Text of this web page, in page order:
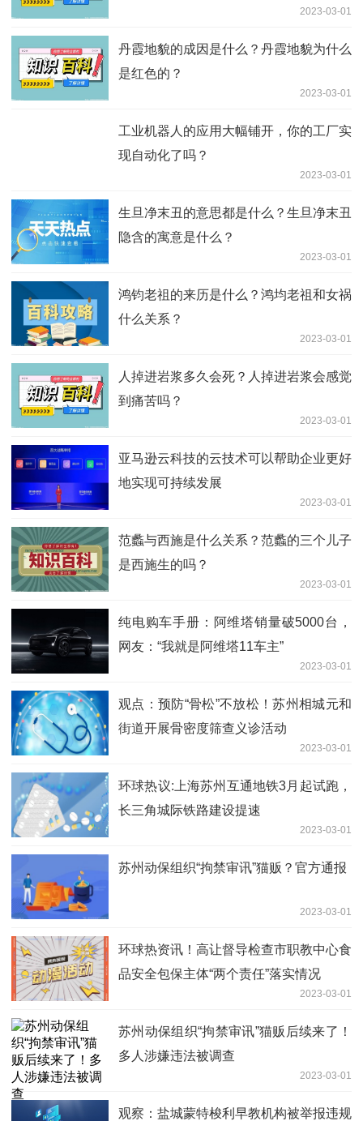
2023-03-01
丹霞地貌的成因是什么？丹霞地貌为什么
是红色的？
2023-03-01
工业机器人的应用大幅铺开，你的工厂实
现自动化了吗？
2023-03-01
生旦净末丑的意思都是什么？生旦净末丑
隐含的寓意是什么？
2023-03-01
鸿钧老祖的来历是什么？鸿均老祖和女祸
什么关系？
2023-03-01
人掉进岩浆多久会死？人掉进岩浆会感觉
到痛苦吗？
2023-03-01
亚马逊云科技的云技术可以帮助企业更好
地实现可持续发展
2023-03-01
范蠡与西施是什么关系？范蠡的三个儿子
是西施生的吗？
2023-03-01
纯电购车手册：阿维塔销量破5000台，
网友：“我就是阿维塔11车主”
2023-03-01
观点：预防“骨松”不放松！苏州相城元和
街道开展骨密度筛查义诊活动
2023-03-01
环球热议:上海苏州互通地铁3月起试跑，
长三角城际铁路建设提速
2023-03-01
苏州动保组织“拘禁审讯”猫贩？官方通报
2023-03-01
环球热资讯！高让督导检查市职教中心食
品安全包保主体“两个责任”落实情况
2023-03-01
苏州动保组织“拘禁审讯”猫贩后续来了！
多人涉嫌违法被调查
2023-03-01
观察：盐城蒙特梭利早教机构被举报违规